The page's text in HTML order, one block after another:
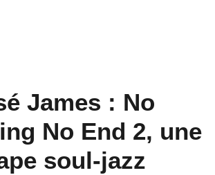
James : No
No End 2, une
soul‑jazz